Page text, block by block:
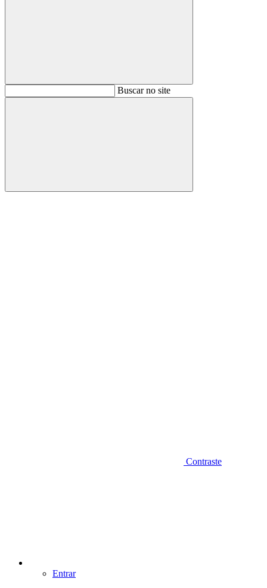
BuscarBuscar no site
Buscar
Contraste
Entrar